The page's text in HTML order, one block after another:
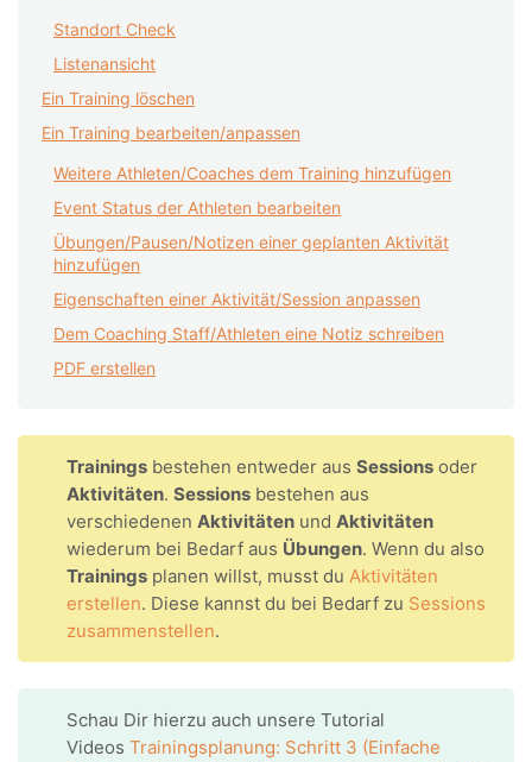
Standort Check
Listenansicht
Ein Training löschen
Ein Training bearbeiten/anpassen
Weitere Athleten/Coaches dem Training hinzufügen
Event Status der Athleten bearbeiten
Übungen/Pausen/Notizen einer geplanten Aktivität
hinzufügen
Eigenschaften einer Aktivität/Session anpassen
Dem Coaching Staff/Athleten eine Notiz schreiben
PDF erstellen
Trainings bestehen entweder ausSessions oder
Aktivitäten.Sessions bestehen aus
verschiedenenAktivitäten undAktivitäten
wiederum bei Bedarf aus Übungen. Wenn du also
Trainings planen willst, musst duAktivitäten
erstellen. Diese kannst du bei Bedarf zu Sessions
zusammenstellen.
Schau Dir hierzu auch unsere Tutorial
VideosTrainingsplanung: Schritt 3 (Einfache